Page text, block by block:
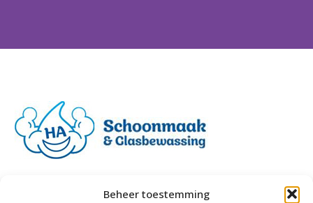
Beheer toestemming
Schoonmaakbedrijf